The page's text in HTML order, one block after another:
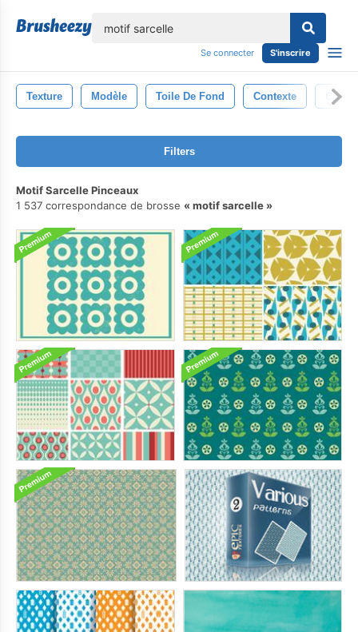
Se connecter S'inscrire
Texture Modèle Toile De Fond Contexte Cru
Filters
Motif Sarcelle Pinceaux
1 537 correspondance de brosse
motif sarcelle